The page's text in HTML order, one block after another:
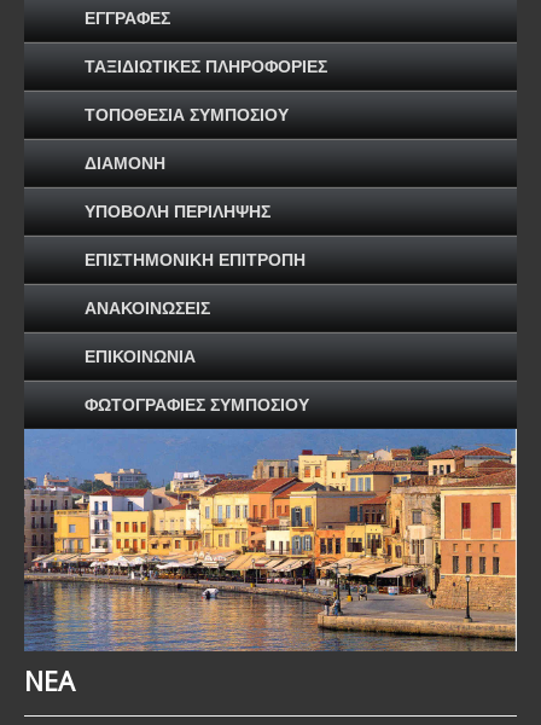
ΕΓΓΡΑΦΕΣ
ΤΑΞΙΔΙΩΤΙΚΕΣ ΠΛΗΡΟΦΟΡΙΕΣ
ΤΟΠΟΘΕΣΙΑ ΣΥΜΠΟΣΙΟΥ
ΔΙΑΜΟΝΗ
ΥΠΟΒΟΛΗ ΠΕΡΙΛΗΨΗΣ
ΕΠΙΣΤΗΜΟΝΙΚΗ ΕΠΙΤΡΟΠΗ
ΑΝΑΚΟΙΝΩΣΕΙΣ
ΕΠΙΚΟΙΝΩΝΙΑ
ΦΩΤΟΓΡΑΦΙΕΣ ΣΥΜΠΟΣΙΟΥ
ΝΕΑ